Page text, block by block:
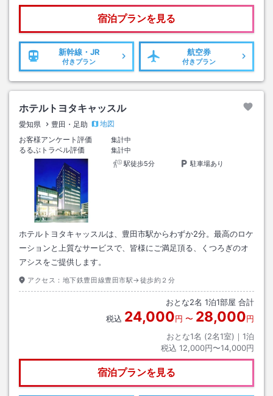
宿泊プランを見る
新幹線・JR
付きプラン
航空券
付きプラン
ホテルトヨタキャッスル
愛知県 豊田・足助
地図
お客様アンケート評価
集計中
るるぶトラベル評価
集計中
駅徒歩5分
駐車場あり
ホテルトヨタキャッスルは、豊田市駅からわずか2分。最高のロケ
ーションと上質なサービスで、皆様にご満足頂る、くつろぎのオ
アシスをご提供します。
アクセス： 地下鉄豊田線豊田市駅→徒歩約２分
おとな2名 1泊1部屋 合計
税込 24,000円 〜 28,000円
おとな1名 (2名1室)｜ 1泊
税込 12,000円〜14,000円
宿泊プランを見る